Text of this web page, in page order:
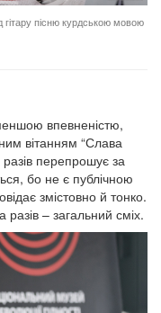
пісню курдською мовою
впевненістю,
вітанням “Слава
разів перепрошує за
бо не є публічною
змістовно й тонко.
разів – загальний сміх.